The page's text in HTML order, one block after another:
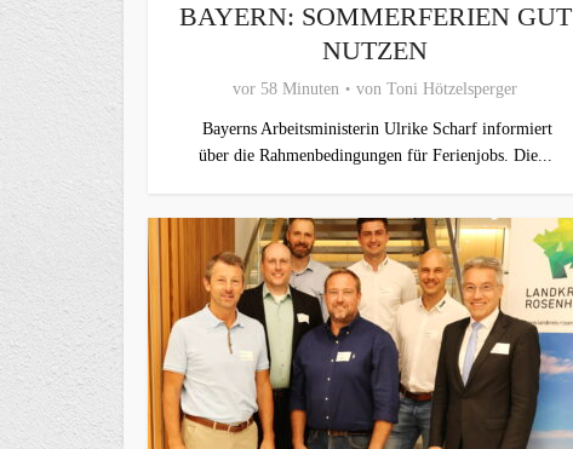
BAYERN: SOMMERFERIEN GUT
NUTZEN
vor 58 Minuten von Toni Hötzelsperger
Bayerns Arbeitsministerin Ulrike Scharf informiert
über die Rahmenbedingungen für Ferienjobs. Die...